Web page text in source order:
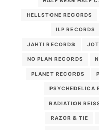
HELLSTONE RECORDS
ILP RECORDS
JAHTI RECORDS
NO PLAN RECORDS
PLANET RECORDS
PSYCHEDELICA
RADIATION
RAZOR & TIE